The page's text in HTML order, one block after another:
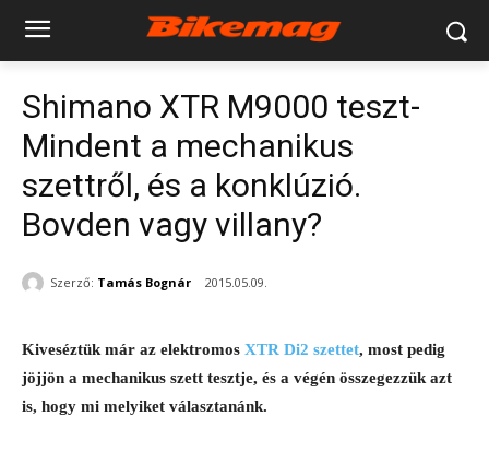
Shimano XTR M9000 teszt-
Mindent a mechanikus
szettről, és a konklúzió.
Bovden vagy villany?
Szerző: Tamás Bognár 2015.05.09.
Kiveséztük már az elektromos XTR Di2 szettet, most pedig
jöjjön a mechanikus szett tesztje, és a végén összegezzük azt
is, hogy mi melyiket választanánk.